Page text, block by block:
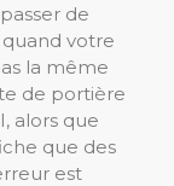
de
quand votre
la même
de portière
alors que
que des
est